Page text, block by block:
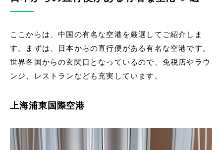
ここからは、中国の有名な空港を厳選してご紹介しま
す。まずは、日本からの直行便がある有名な空港です。
世界各国からの玄関口となっているので、免税店やラウ
ンジ、レストランなども充実しています。
上海浦東国際空港